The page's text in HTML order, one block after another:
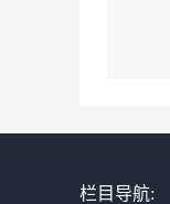
栏目导航: